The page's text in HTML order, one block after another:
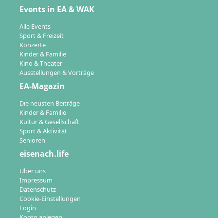
Events in EA & WAK
Alle Events
Sport & Freizeit
Konzerte
Kinder & Familie
Kino & Theater
Ausstellungen & Vorträge
EA-Magazin
Die neusten Beiträge
Kinder & Familie
Kultur & Gesellschaft
Sport & Aktivität
Senioren
eisenach.life
Über uns
Impressum
Datenschutz
Cookie-Einstellungen
Login